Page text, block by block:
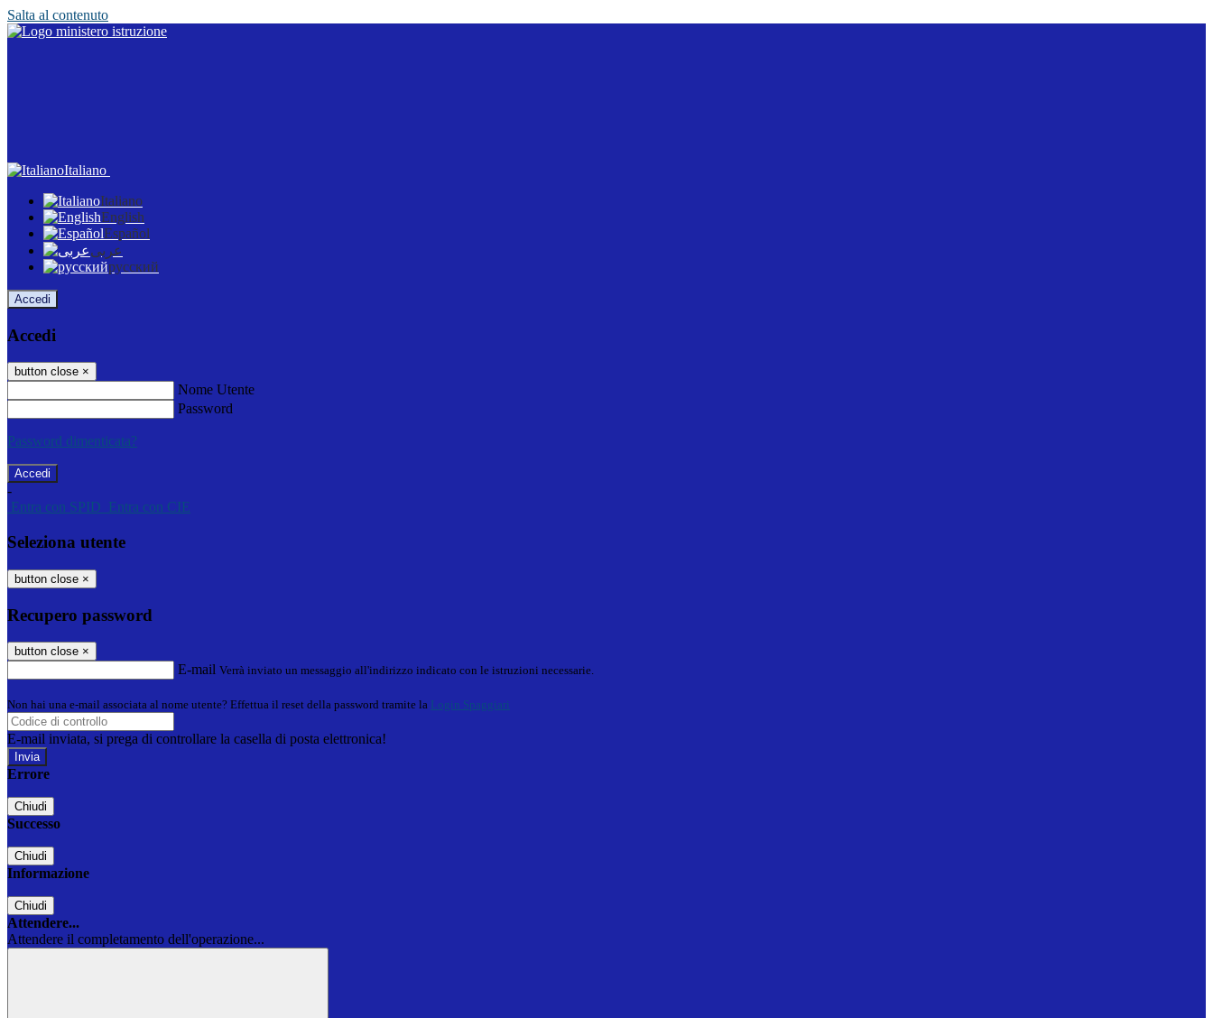
Salta al contenuto
Italiano
Italiano
English
Español
عربى
русский
Accedi
Accedi
button close ×
Nome Utente
Password
Password dimenticata?
-
Entra con SPID Entra con CIE
Seleziona utente
button close ×
Recupero password
button close ×
E-mail Verrà inviato un messaggio all'indirizzo indicato con le istruzioni necessarie.
Non hai una e-mail associata al nome utente? Effettua il reset della password tramite la Login Spaggiari
E-mail inviata, si prega di controllare la casella di posta elettronica!
Errore
Chiudi
Successo
Chiudi
Informazione
Chiudi
Attendere...
Attendere il completamento dell'operazione...